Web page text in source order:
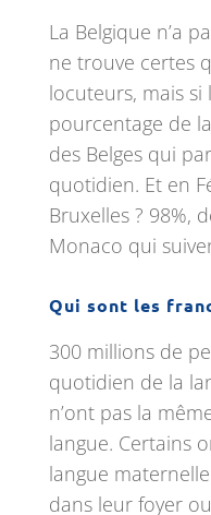
La Belgique n’a
ne trouve certes
locuteurs, mais si
pourcentage de
des Belges qui
quotidien. Et en
Bruxelles ? 98%,
Monaco qui
Qui sont les
300 millions de
quotidien de la
n’ont pas la
langue. Certains
langue maternelle
dans leur foyer ou